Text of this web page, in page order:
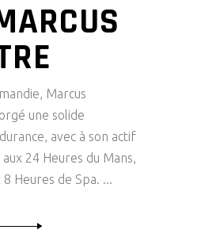
Marcus
une solide
avec à son actif
24 Heures du Mans,
8 Heures de Spa.